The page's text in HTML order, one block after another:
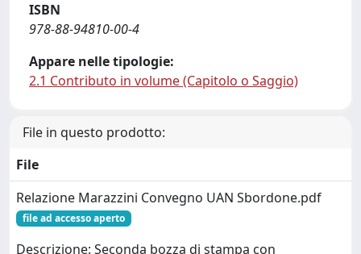
ISBN
978-88-94810-00-4
Appare nelle tipologie:
2.1 Contributo in volume (Capitolo o Saggio)
File in questo prodotto:
File
Relazione Marazzini Convegno UAN Sbordone.pdf
file ad accesso aperto
Descrizione: Seconda bozza di stampa con